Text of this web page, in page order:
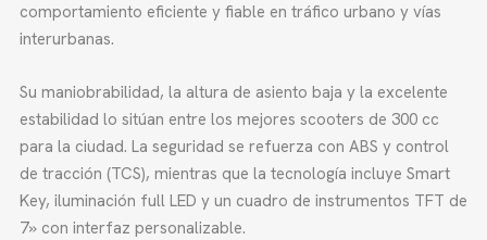
comportamiento eficiente y fiable en tráfico urbano y vías
interurbanas.
Su maniobrabilidad, la altura de asiento baja y la excelente
estabilidad lo sitúan entre los mejores scooters de 300 cc
para la ciudad. La seguridad se refuerza con ABS y control
de tracción (TCS), mientras que la tecnología incluye Smart
Key, iluminación full LED y un cuadro de instrumentos TFT de
7» con interfaz personalizable.